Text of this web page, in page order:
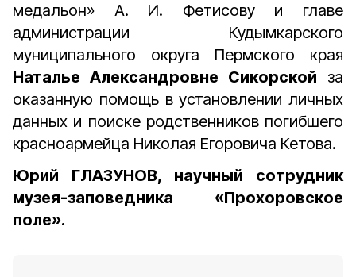
медальон» А. И. Фетисову и главе
администрации Кудымкарского
муниципального округа Пермского края
Наталье Александровне Сикорской за
оказанную помощь в установлении личных
данных и поиске родственников погибшего
красноармейца Николая Егоровича Кетова.
Юрий ГЛАЗУНОВ, научный сотрудник
музея-заповедника «Прохоровское
поле».